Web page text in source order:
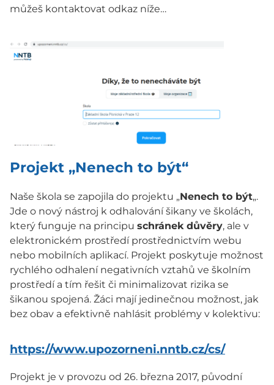
můžeš kontaktovat odkaz níže…
Projekt „Nenech to být“
Naše škola se zapojila do projektu „Nenech to být„.
Jde o nový nástroj k odhalování šikany ve školách,
který funguje na principu schránek důvěry, ale v
elektronickém prostředí prostřednictvím webu
nebo mobilních aplikací. Projekt poskytuje možnost
rychlého odhalení negativních vztahů ve školním
prostředí a tím řešit či minimalizovat rizika se
šikanou spojená. Žáci mají jedinečnou možnost, jak
bez obav a efektivně nahlásit problémy v kolektivu:
https://www.upozorneni.nntb.cz/cs/
Projekt je v provozu od 26. března 2017, původní